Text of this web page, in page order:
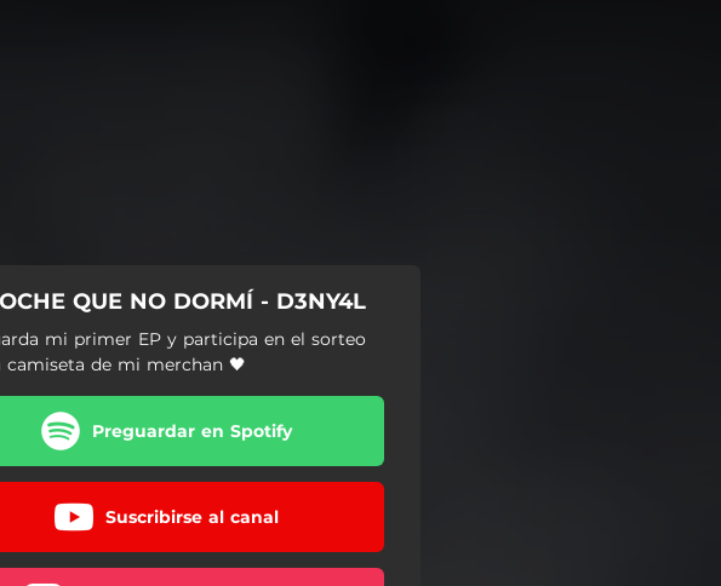
QUE NO DORMÍ - D3NY4L
mi primer EP y participa en el sorteo
camiseta de mi merchan 🖤
Preguardar en Spotify
Suscribirse al canal